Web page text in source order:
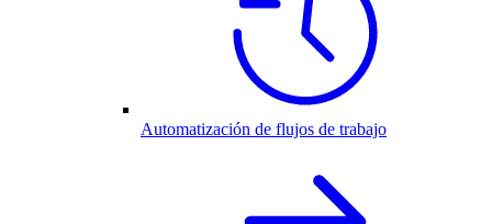
Automatización de flujos de trabajo